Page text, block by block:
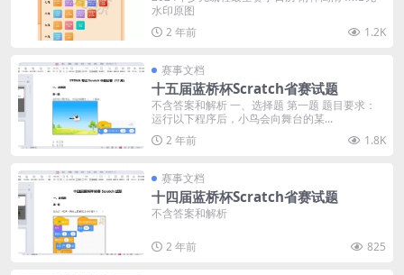
水印原图
2 年前
1.2K
赛事文档
十五届蓝桥杯Scratch省赛试题
不含答案和解析 一、选择题 第一题 题目要求：
运行以下程序后，小鸟会向舞台的某...
2 年前
1.8K
赛事文档
十四届蓝桥杯Scratch省赛试题
不含答案和解析
2 年前 825